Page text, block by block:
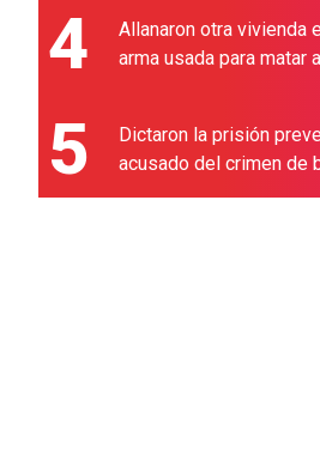
4
Allanaron otra vivienda
arma usada para matar
5
Dictaron la prisión
acusado del crimen de